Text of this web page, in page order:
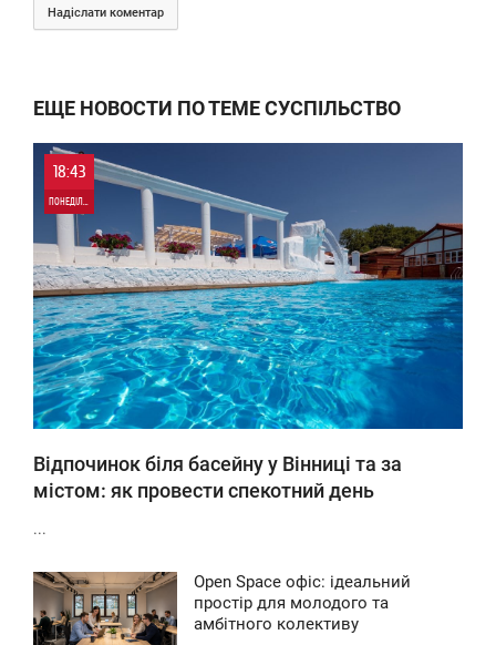
Надіслати коментар
ЕЩЕ НОВОСТИ ПО ТЕМЕ СУСПІЛЬСТВО
18:43
ПОНЕДІЛОК
72
Відпочинок біля басейну у Вінниці та за
містом: як провести спекотний день
...
Open Space офіс: ідеальний
простір для молодого та
амбітного колективу